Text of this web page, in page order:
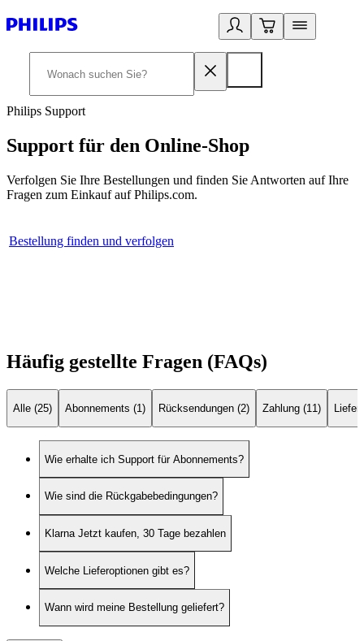
Philips Support
Support für den Online-Shop
Verfolgen Sie Ihre Bestellungen und finden Sie Antworten auf Ihre
Fragen zum Einkauf auf Philips.com.
Bestellung finden und verfolgen
Häufig gestellte Fragen (FAQs)
Alle (25) Abonnements (1) Rücksendungen (2) Zahlung (11)
Wie erhalte ich Support für Abonnements?
Wie sind die Rückgabebedingungen?
Klarna Jetzt kaufen, 30 Tage bezahlen
Welche Lieferoptionen gibt es?
Wann wird meine Bestellung geliefert?